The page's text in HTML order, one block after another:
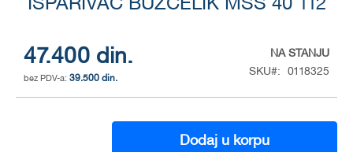
ISPARIVAC BUZCELIK MSS 40 112
47.400 din.
39.500 din.
NA STANJU
SKU
0118325
Dodaj u korpu
of
the
images
gallery